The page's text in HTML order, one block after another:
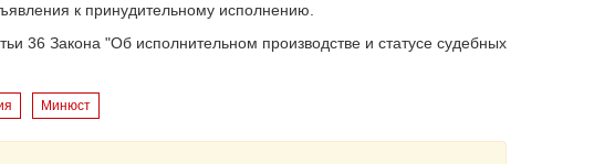
к принудительному исполнению.
36 Закона "Об исполнительном производстве и статусе судебных
Минюст